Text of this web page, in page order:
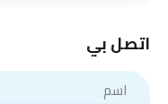
اتصل بي
اسم